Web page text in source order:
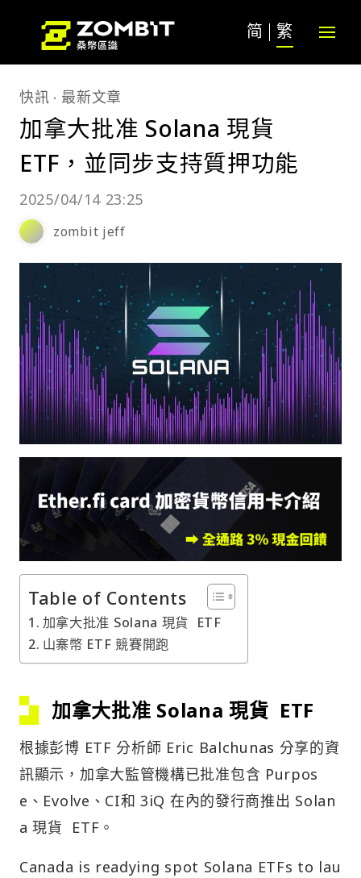
简 繁
快訊 最新文章
加拿大批准 Solana 現貨
ETF，並同步支持質押功能
2025/04/14 23:25
zombit jeff
Table of Contents
加拿大批准 Solana 現貨 ETF
山寨幣 ETF 競賽開跑
加拿大批准 Solana 現貨 ETF
根據彭博 ETF 分析師 Eric Balchunas 分享的資
訊顯示，加拿大監管機構已批准包含 Purpos
e、Evolve、CI和 3iQ 在內的發行商推出 Solan
a 現貨 ETF。
Canada is readying spot Solana ETFs to lau